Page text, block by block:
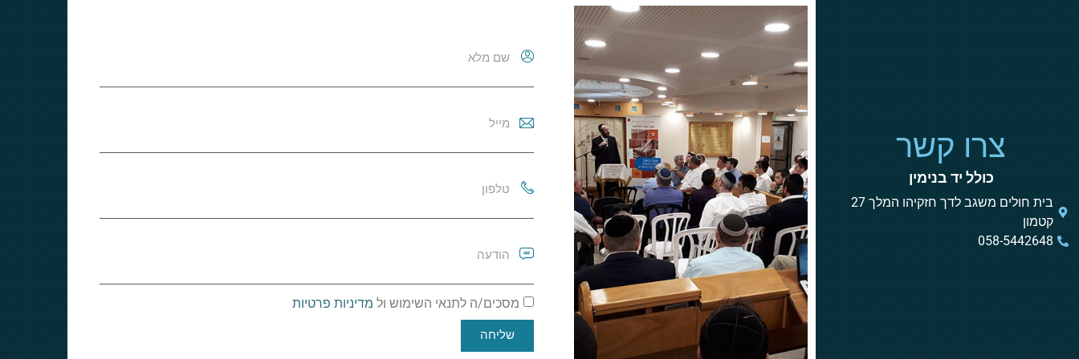
צרו קשר
כולל יד בנימין
בית חולים משגב לדך חזקיהו המלך 27
קטמון
058-5442648
מסכים/ה לתנאי השימוש ול מדיניות פרטיות
שליחה